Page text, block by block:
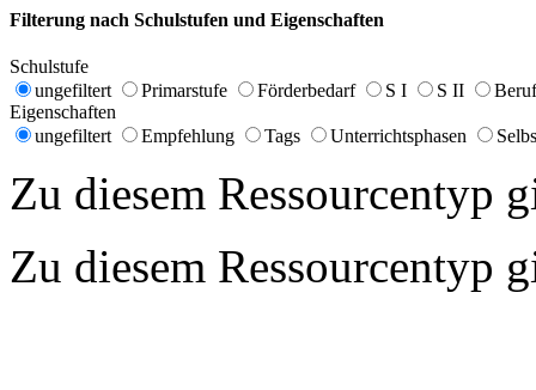
Filterung nach Schulstufen und Eigenschaften
Schulstufe
ungefiltert
Primarstufe Förderbedarf S I S II
Eigenschaften
ungefiltert
Empfehlung Tags Unterrichtsphasen
Zu diesem Ressourcentyp
Zu diesem Ressourcentyp